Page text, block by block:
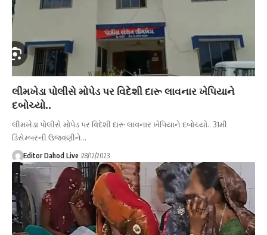
લીમખેડા પોલીસે મોપેડ પર વિદેશી દારૂ લાવનાર ખેપિયાને
દબોચ્યો..
લીમખેડા પોલીસે મોપેડ પર વિદેશી દારૂ લાવનાર ખેપિયાને દબોચ્યો.. 31મી
ડિસેમ્બરની ઉજવણીને…
Editor Dahod Live 28/12/2023